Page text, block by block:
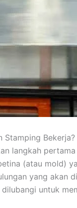
Stamping Bekerja?
langkah
(atau mold)
yang akan
untuk